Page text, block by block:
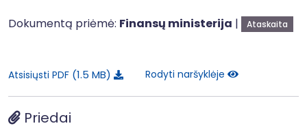
Dokumentą priėmė: Finansų ministerija | Ataskaita
Atsisiųsti PDF 1.5 MB Rodyti naršyklėje
Priedai